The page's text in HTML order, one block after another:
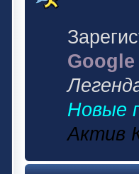
Новые
Актив